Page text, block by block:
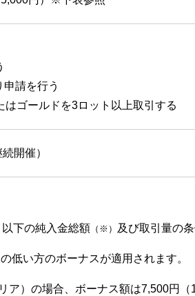
申請を行う
はゴールドを3ロット以上取引する
開催）
下の純入金総額 （※） 及び取引量の
低い方のボーナスが適用されます。
）の場合、ボーナス額は7,500円（